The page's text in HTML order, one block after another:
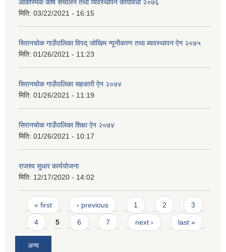
आकस्मिक कोष संचालन तथा व्यवस्थापन कार्यविधी २०७६
मिति: 03/22/2021 - 16:15
सिरानचोक गाउँपालिका विपद् जोखिम न्यूनीकरण तथा ब्यवस्थापन ऐन २०७५
मिति: 01/26/2021 - 11:23
सिरानचोक गाउँपालिका सहकारी ऐन २०७४
मिति: 01/26/2021 - 11:19
सिरानचोक गाउँपालिका शिक्षा ऐन २०७४
मिति: 01/26/2021 - 10:17
राजश्व सुधार कार्ययोजना
मिति: 12/17/2020 - 14:02
Pages
« first ‹ previous 1 2 3
4 5 6 7 next › last »
अन्य